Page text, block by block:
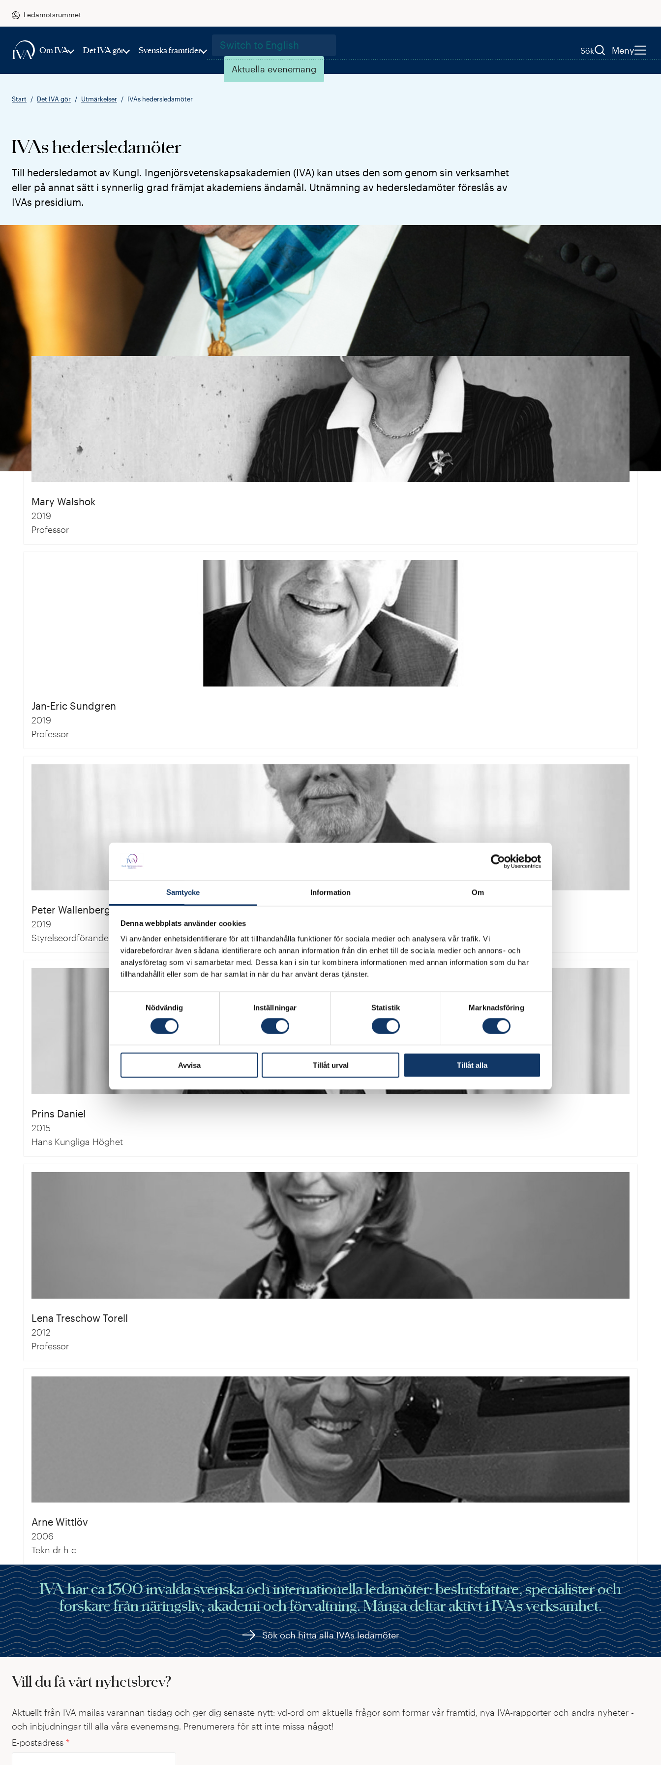
Samtycke Information Om
Denna webbplats använder cookies
Vi använder enhetsidentifierare för att tillhandahålla funktioner för sociala medier och analysera vår trafik. Vi
vidarebefordrar även sådana identifierare och annan information från din enhet till de sociala medier och annons- och
analysföretag som vi samarbetar med. Dessa kan i sin tur kombinera informationen med annan information som du har
tillhandahållit eller som de har samlat in när du har använt deras tjänster.
Nödvändig
Inställningar Statistik Marknadsföring
Avvisa Tillåt urval Tillåt alla
Ledamotsrummet
Om IVA Det IVA gör Svenska framtider Switch to English
Aktuella evenemang
Sök Meny
Start Det IVA gör Utmärkelser IVAs hedersledamöter
IVAs heders­ledamöter
Till hedersledamot av Kungl. Ingenjörs­vetenskaps­akademien (IVA) kan utses den som genom sin verksamhet
eller på annat sätt i synnerlig grad främjat akademiens ändamål. Utnämning av heders­ledamöter föreslås av
IVAs presidium.
Hedersledamöter av IVA
Mary Walshok
2019
Professor
Jan-Eric Sundgren
2019
Professor
Peter Wallenberg Jr
2019
Styrelseordförande
Prins Daniel
2015
Hans Kungliga Höghet
Lena Treschow Torell
2012
Professor
Arne Wittlöv
2006
Tekn dr h c
IVA har ca 1300 invalda svenska och internationella ledamöter: besluts­fattare, specialister och
forskare från näringsliv, akademi och förvaltning. Många deltar aktivt i IVAs verksamhet.
Sök och hitta alla IVAs ledamöter
Vill du få vårt nyhetsbrev?
Aktuellt från IVA mailas varannan tisdag och ger dig senaste nytt: vd-ord om aktuella frågor som formar vår framtid, nya IVA-rapporter och andra nyheter -
och inbjudningar till alla våra evenemang. Prenumerera för att inte missa något!
E-postadress *